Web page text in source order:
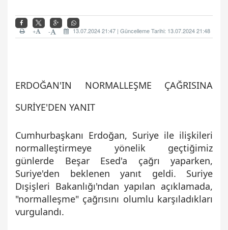
13.07.2024 21:47 | Güncelleme Tarihi: 13.07.2024 21:48
-
+
ERDOĞAN'IN NORMALLEŞME ÇAĞRISINA
SURİYE'DEN YANIT
Cumhurbaşkanı Erdoğan, Suriye ile ilişkileri
normalleştirmeye yönelik geçtiğimiz
günlerde Beşar Esed'a çağrı yaparken,
Suriye'den beklenen yanıt geldi. Suriye
Dışişleri Bakanlığı'ndan yapılan açıklamada,
"normalleşme" çağrısını olumlu karşıladıkları
vurgulandı.